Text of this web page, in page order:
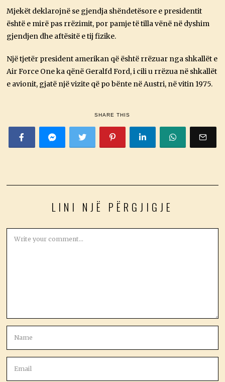
Mjekët deklarojnë se gjendja shëndetësore e presidentit
është e mirë pas rrëzimit, por pamje të tilla vënë në dyshim
gjendjen dhe aftësitë e tij fizike.
Një tjetër president amerikan që është rrëzuar nga shkallët e
Air Force One ka qënë Geralfd Ford, i cili u rrëzua në shkallët
e avionit, gjatë një vizite që po bënte në Austri, në vitin 1975.
SHARE THIS
LINI NJË PËRGJIGJE